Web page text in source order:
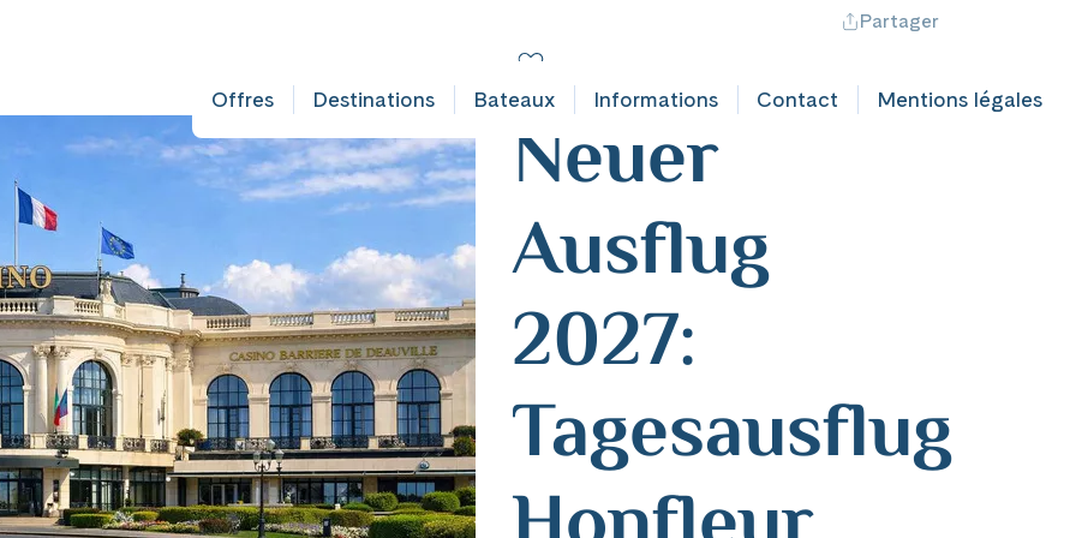
Offres Destinations Bateaux Informations Contact Mentions légales
Partager
Frankreich
Neuer
Ausflug
2027:
Tagesausflug